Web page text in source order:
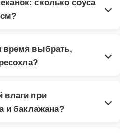
время выбрать,
влаги при
и баклажана?